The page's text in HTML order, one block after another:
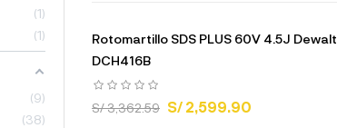
1
1
9
38
Rotomartillo SDS PLUS 60V 4.5J Dewalt
DCH416B
S/ 3,362.59 S/ 2,599.90